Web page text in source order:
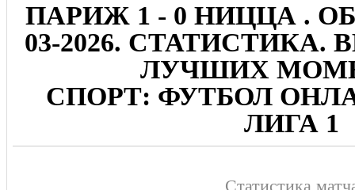
ПАРИЖ 1 - 0 НИЦЦА .
03-2026. СТАТИСТИКА.
ЛУЧШИХ
СПОРТ: ФУТБОЛ
ЛИГА 1
Статистика